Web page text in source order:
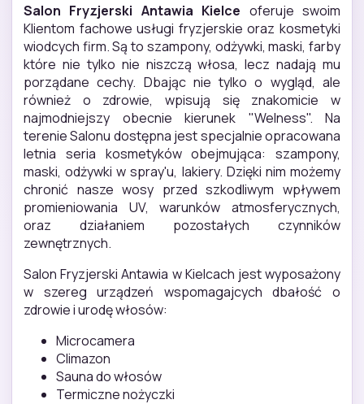
Salon Fryzjerski Antawia Kielce oferuje swoim
Klientom fachowe usługi fryzjerskie oraz kosmetyki
wiodcych firm. Są to szampony, odżywki, maski, farby
które nie tylko nie niszczą włosa, lecz nadają mu
porządane cechy. Dbając nie tylko o wygląd, ale
również o zdrowie, wpisują się znakomicie w
najmodniejszy obecnie kierunek "Welness". Na
terenie Salonu dostępna jest specjalnie opracowana
letnia seria kosmetyków obejmująca: szampony,
maski, odżywki w spray'u, lakiery. Dzięki nim możemy
chronić nasze wosy przed szkodliwym wpływem
promieniowania UV, warunków atmosferycznych,
oraz działaniem pozostałych czynników
zewnętrznych.
Salon Fryzjerski Antawia w Kielcach jest wyposażony
w szereg urządzeń wspomagajcych dbałość o
zdrowie i urodę włosów:
Microcamera
Climazon
Sauna do włosów
Termiczne nożyczki